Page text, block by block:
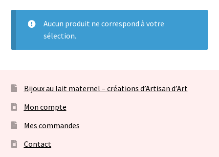
menu
Envoyer votre lait maternel et autres éléments
Bijoux sans lait
Consultation allaitement
Panier
Aucun produit ne correspond à votre
sélection.
Bijoux au lait maternel – créations d’Artisan d’Art
Mon compte
Mes commandes
Contact